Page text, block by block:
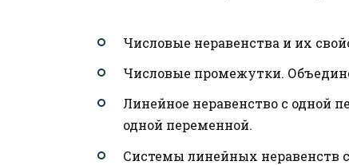
Числовые неравенства и их
Числовые промежутки.
Линейное неравенство с одной
одной переменной.
Системы линейных неравенств